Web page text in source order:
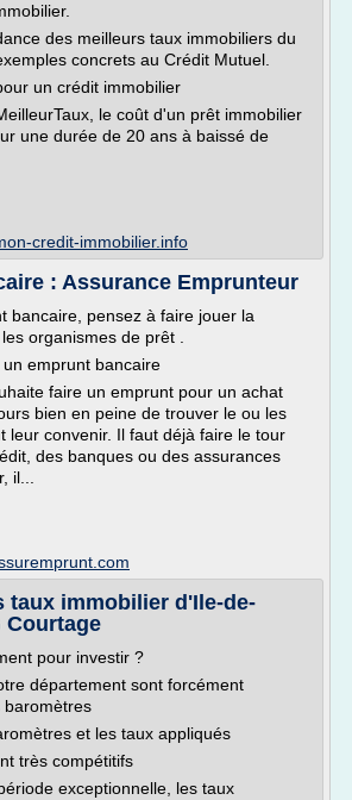
des meilleurs taux immobiliers du
concrets au Crédit Mutuel.
un crédit immobilier
le coût d'un prêt immobilier
une durée de 20 ans à baissé de
credit-immobilier.info
: Assurance Emprunteur
bancaire, pensez à faire jouer la
organismes de prêt .
emprunt bancaire
faire un emprunt pour un achat
bien en peine de trouver le ou les
leur convenir. Il faut déjà faire le tour
des banques ou des assurances
il...
taux immobilier d'Ile-de-
Courtage
pour investir ?
département sont forcément
baromètres
et les taux appliqués
très compétitifs
exceptionnelle, les taux